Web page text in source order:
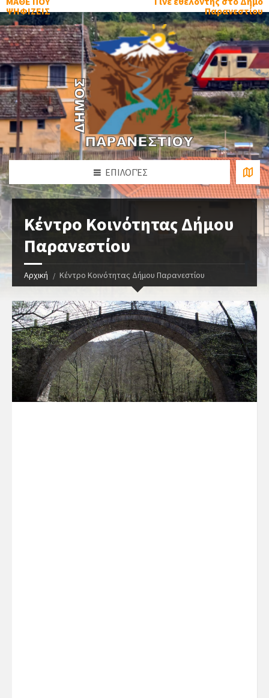
ΨΗΦΙΖΕΙΣ
Παρανεστίου
ΕΠΙΛΟΓΈΣ
Κέντρο Κοινότητας Δήμου
Παρανεστίου
Αρχική Κέντρο Κοινότητας Δήμου Παρανεστίου